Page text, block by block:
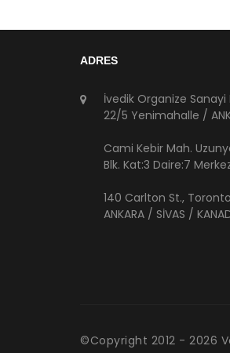
ADRES
İvedik Organize Sanayi
22/5 Yenimahalle /
Cami Kebir Mah.
Blk. Kat:3 Daire:7
140 Carlton St.,
ANKARA / SİVAS /
©Copyright 2012 - 2026